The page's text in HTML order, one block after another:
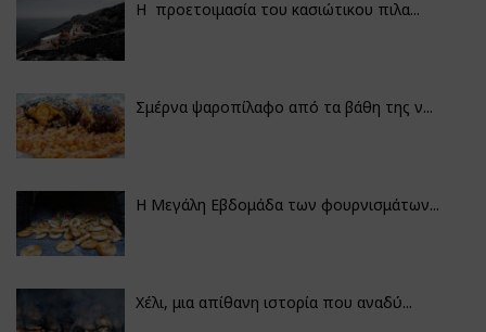
Η προετοιμασία του κασιώτικου πιλα...
Σμέρνα ψαροπίλαφο από τα βάθη της ν...
Η Μεγάλη Εβδομάδα των φουρνισμάτων...
Χέλι, μια απίθανη ιστορία που αναδύ...